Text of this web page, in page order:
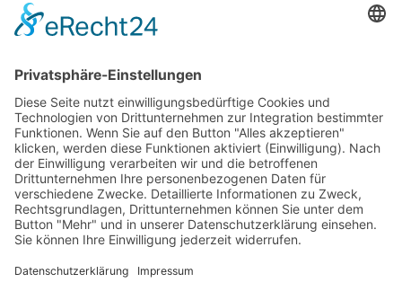
Tel. 06135 704 157-0
Fax 06135 704 157-1
E-Mail: schreiben